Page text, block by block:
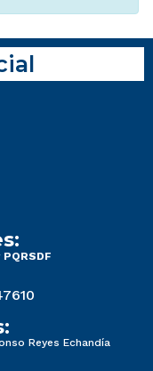
PQRSDF
Reyes Echandía